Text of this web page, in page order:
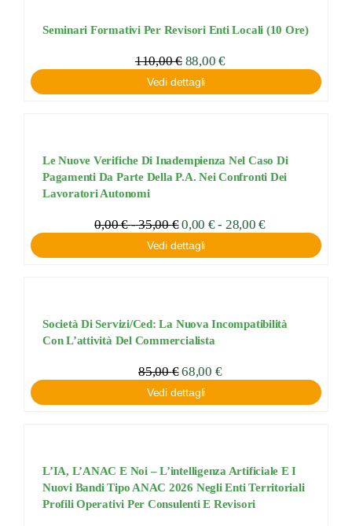
356,00 €
284,80 €
Seminari Formativi Per Revisori Enti Locali (10 Ore)
110,00€ 88,00€
Vedi dettagli
Le Nuove Verifiche Di Inadempienza Nel Caso Di
Pagamenti Da Parte Della P.A. Nei Confronti Dei
Lavoratori Autonomi
0,00€-35,00€Fascia
di
prezzo:
35,00 €
0,00 €- 28,00€Fascia
prezzo:
28,00 €
Vedi dettagli
Società Di Servizi/ced: La Nuova Incompatibilità
Con L’attività Del Commercialista
85,00€68,00 €
Vedi dettagli
L’IA, L’ANAC E Noi – L’intelligenza Artificiale E I
Nuovi Bandi Tipo ANAC 2026 Negli Enti Territoriali
Profili Operativi Per Consulenti E Revisori